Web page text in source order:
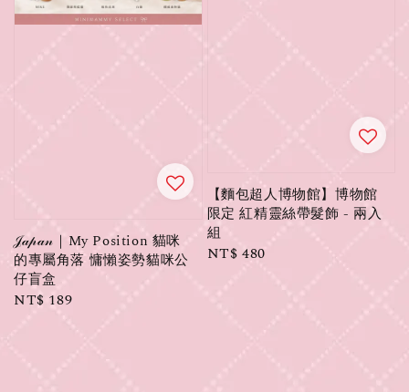
𝒥𝒶𝓅𝒶𝓃｜My Position 貓咪
的專屬角落 慵懶姿勢貓咪公
仔盲盒
Regular
NT$ 189
【麵包超人博物館】博物館
限定 紅精靈絲帶髮飾 - 兩入
組
Regular
NT$ 480